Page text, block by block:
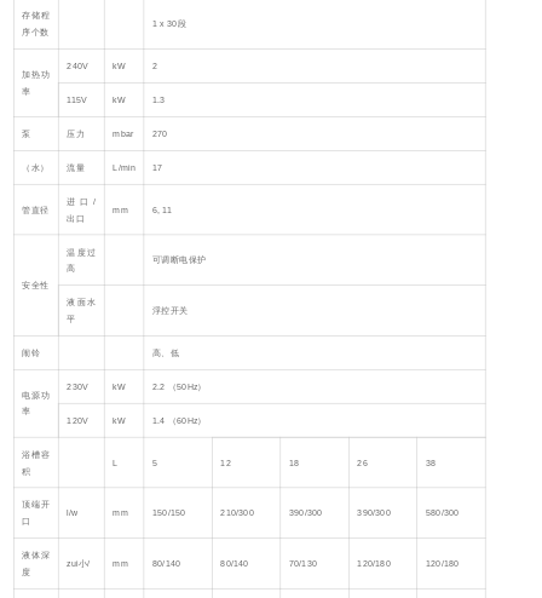
存储程
序个数
1 x 30段
加热功
率
240V kW 2
115V kW 1.3
泵 压力 mbar 270
（水） 流量 L/min 17
管直径
进口/
出口
mm 6, 11
安全性
温度过
高
可调断电保护
液面水
平
浮控开关
闹铃 高、低
电源功
率
230V kW 2.2 （50Hz）
120V kW 1.4 （60Hz）
浴槽容
积
L 5 12 18 26 38
顶端开
口
l/w mm 150/150 210/300 390/300 390/300 580/300
液体深
度
zui小/ mm 80/140 80/140 70/130 120/180 120/180